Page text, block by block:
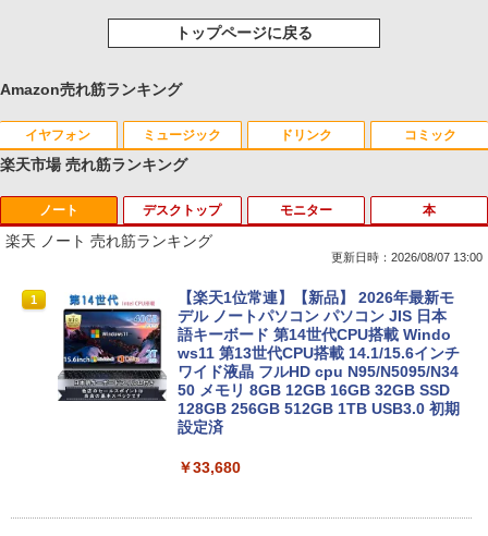
トップページに戻る
Amazon売れ筋ランキング
イヤフォン
Anker Soundcore P40i オフホワイト
￥7,990
Anker Soundcore P31i ブラック
￥5,990
ミュージック
BRUCE WAYNE feat. Flo Milli, ATL Jacob
[Explicit]
BRUCE WAYNE feat. Flo Milli, ATL Jacob
[Explicit]
￥250
ドリンク
【Amazon.co.jp限定】 い・ろ・は・す 2L P
ET ラベルレス ×8本
by Amazon 天然水 ラベルレス 500ml ×24本
富士山の天然水 バナジウム含有 水 ミネラル
ウォーター ペットボトル 静岡県産 500ミリリ
ットル (Smart Basic)
コミック
薬屋のひとりごと 17巻 (デジタル版ビッグガ
ンガンコミックス)
異世界居酒屋「のぶ」(22) (角川コミックス・
エース)
￥832
楽天市場 売れ筋ランキング
ノート
楽天 ノート 売れ筋ランキング
更新日時：2026/08/07 13:00
1
【楽天1位常連】【新品】 2026年最新モ
デル ノートパソコン パソコン JIS 日本
語キーボード 第14世代CPU搭載 Windo
ws11 第13世代CPU搭載 14.1/15.6インチ
ワイド液晶 フルHD cpu N95/N5095/N34
50 メモリ 8GB 12GB 16GB 32GB SSD
128GB 256GB 512GB 1TB USB3.0 初期
設定済
￥33,680
デスクトップ モニター 本